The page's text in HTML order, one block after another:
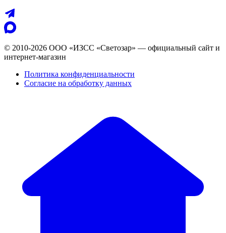
© 2010-2026 ООО «ИЗСС «Светозар» — официальный сайт и
интернет-магазин
Политика конфиденциальности
Согласие на обработку данных